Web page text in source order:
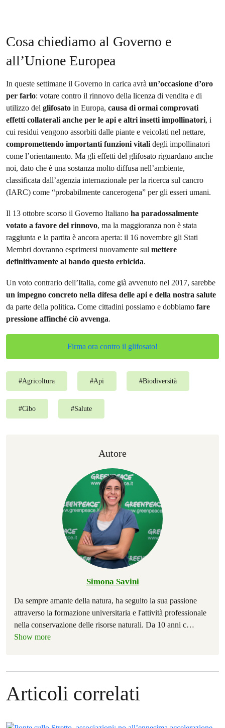
Cosa chiediamo al Governo e
all’Unione Europea
In queste settimane il Governo in carica avrà un’occasione d’oro
per farlo: votare contro il rinnovo della licenza di vendita e di
utilizzo del glifosato in Europa, causa di ormai comprovati
effetti collaterali anche per le api e altri insetti impollinatori, i
cui residui vengono assorbiti dalle piante e veicolati nel nettare,
compromettendo importanti funzioni vitalidegli impollinatori
come l’orientamento. Ma gli effetti del glifosato riguardano anche
noi, dato che è una sostanza molto diffusa nell’ambiente,
classificata dall’agenzia internazionale per la ricerca sul cancro
(IARC) come “probabilmente cancerogena” per gli esseri umani.
Il 13 ottobre scorso il Governo Italiano ha paradossalmente
votato a favore del rinnovo, ma la maggioranza non è stata
raggiunta e la partita è ancora aperta: il 16 novembre gli Stati
Membri dovranno esprimersi nuovamente sul mettere
definitivamente al bando questo erbicida.
Un voto contrario dell’Italia, come già avvenuto nel 2017, sarebbe
un impegno concreto nella difesa delle api e della nostra salute
da parte della politica. Come cittadini possiamo e dobbiamo fare
pressione affinché ciò avvenga.
Firma ora contro il glifosato!
#Agricoltura #Api #Biodiversità
#Cibo #Salute
Autore
Simona Savini
Da sempre amante della natura, ha seguito la sua passione
attraverso la formazione universitaria e l'attività professionale
nella conservazione delle risorse naturali. Da 10 anni c…
Show more
Articoli correlati